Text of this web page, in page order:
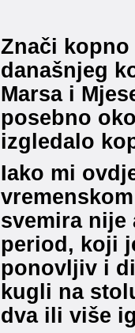
Znači
današnjeg
Marsa i
posebno
izgledalo
Iako mi
svemira nije
period, koji
ponovljiv i
kugli na
dva ili više